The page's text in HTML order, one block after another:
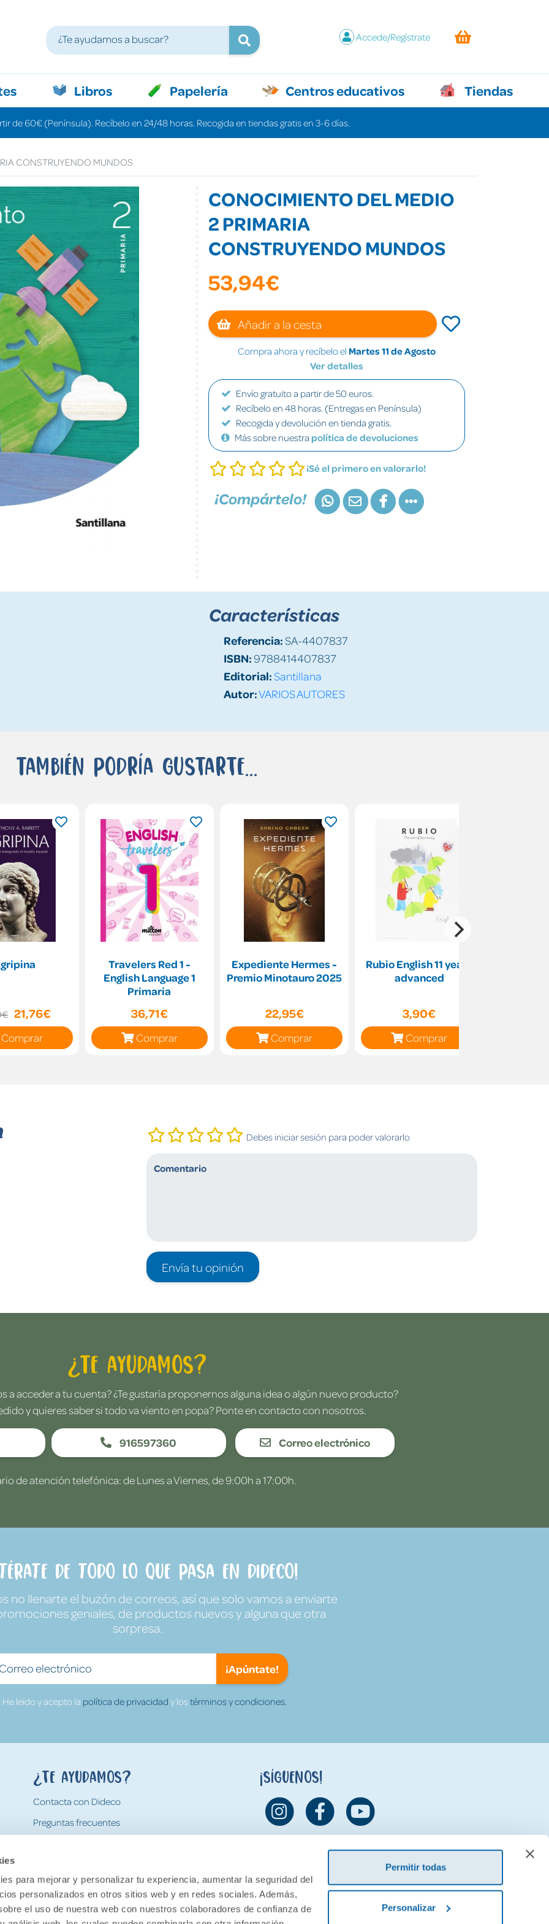
para mejorar y personalizar tu experiencia, aumentar la seguridad del
personalizados en otros sitios web y en redes sociales. Además,
el uso de nuestra web con nuestros colaboradores de confianza de
Permitir todas
Personalizar
Accede/Regístrate
Libros Papelería Centros educativos Tiendas
de 60€ (Península). Recíbelo en 24/48 horas. Recogida en tiendas gratis en 3-6 días.
CONSTRUYENDO MUNDOS
CONOCIMIENTO DEL MEDIO
2 PRIMARIA
CONSTRUYENDO MUNDOS
53,94€
Añadir a la cesta
Compra ahora y recíbelo el Martes 11 de Agosto
Ver detalles
Envío gratuito a partir de 50 euros.
Recíbelo en 48 horas. (Entregas en Península)
Recogida y devolución en tienda gratis.
Más sobre nuestra política de devoluciones
¡Sé el primero en valorarlo!
¡Compártelo!
Características
Referencia:SA-4407837
ISBN:9788414407837
Editorial:Santillana
Autor:VARIOS AUTORES
También podría gustarte...
21,76€
Comprar
Travelers Red 1 -
English Language 1
Primaria
36,71€
Comprar
Expediente Hermes -
Premio Minotauro 2025
22,95€
Comprar
Rubio English 11 years
advanced
3,90€
Comprar
Debes iniciar sesión para poder valorarlo
Envía tu opinión
¿Te ayudamos?
a acceder a tu cuenta? ¿Te gustaría proponernos alguna idea o algún nuevo producto?
y quieres saber si todo va viento en popa? Ponte en contacto con nosotros.
916597360 Correo electrónico
de atención telefónica: de Lunes a Viernes, de 9:00h a 17:00h.
de todo lo que pasa en Dideco!
no llenarte el buzón de correos, así que solo vamos a enviarte
geniales, de productos nuevos y alguna que otra
sorpresa.
¡Apúntate!
He leído y acepto la política de privacidad y lostérminos y condiciones.
¿Te ayudamos?
Contacta con Dideco
Preguntas frecuentes
Devoluciones
¡Síguenos!